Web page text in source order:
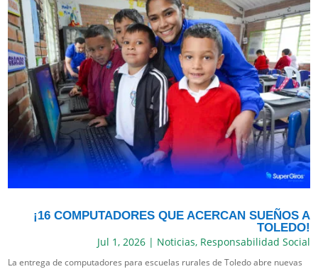
¡16 COMPUTADORES QUE ACERCAN SUEÑOS A
TOLEDO!
Jul 1, 2026| Noticias, Responsabilidad Social
La entrega de computadores para escuelas rurales de Toledo abre nuevas